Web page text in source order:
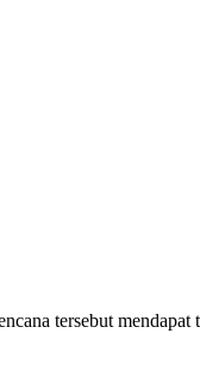
tersebut mendapat